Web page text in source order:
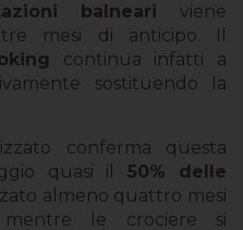
balneari viene
mesi di anticipo. Il
continua infatti a
sostituendo la
conferma questa
quasi il 50% delle
almeno quattro mesi
le crociere si